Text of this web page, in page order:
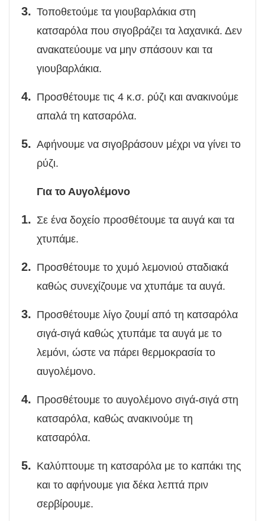
Τοποθετούμε τα γιουβαρλάκια στη
κατσαρόλα που σιγοβράζει τα λαχανικά. Δεν
ανακατεύουμε να μην σπάσουν και τα
γιουβαρλάκια.
Προσθέτουμε τις 4 κ.σ. ρύζι και ανακινούμε
απαλά τη κατσαρόλα.
Αφήνουμε να σιγοβράσουν μέχρι να γίνει το
ρύζι.
Για το Αυγολέμονο
Σε ένα δοχείο προσθέτουμε τα αυγά και τα
χτυπάμε.
Προσθέτουμε το χυμό λεμονιού σταδιακά
καθώς συνεχίζουμε να χτυπάμε τα αυγά.
Προσθέτουμε λίγο ζουμί από τη κατσαρόλα
σιγά-σιγά καθώς χτυπάμε τα αυγά με το
λεμόνι, ώστε να πάρει θερμοκρασία το
αυγολέμονο.
Προσθέτουμε το αυγολέμονο σιγά-σιγά στη
κατσαρόλα, καθώς ανακινούμε τη
κατσαρόλα.
Καλύπτουμε τη κατσαρόλα με το καπάκι της
και το αφήνουμε για δέκα λεπτά πριν
σερβίρουμε.